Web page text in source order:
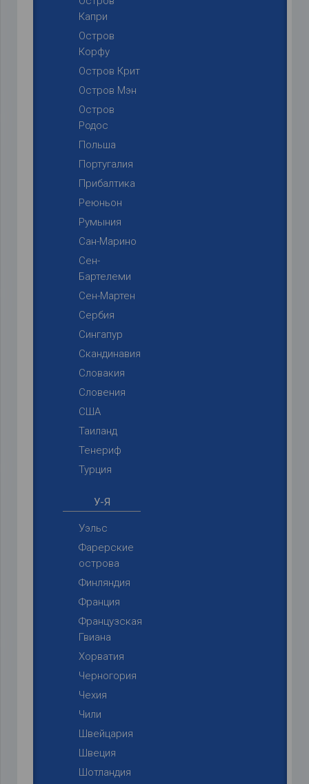
Капри
Остров
Корфу
Остров Крит
Остров Мэн
Остров
Родос
Польша
Португалия
Прибалтика
Реюньон
Румыния
Сан-Марино
Сен-
Бартелеми
Сен-Мартен
Сербия
Сингапур
Скандинавия
Словакия
Словения
США
Таиланд
Тенериф
Турция
У-Я
Уэльс
Фарерские
острова
Финляндия
Франция
Французская
Гвиана
Хорватия
Черногория
Чехия
Чили
Швейцария
Швеция
Шотландия